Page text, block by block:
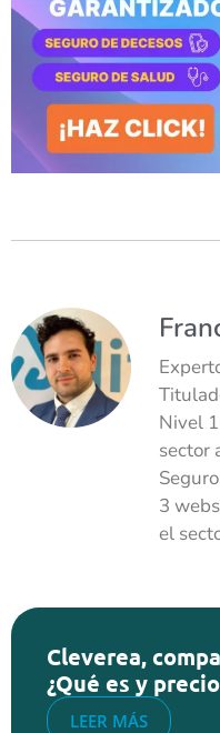
Nivel
sector
3
el
Cleverea,
¿Qué es y
LEER MÁS